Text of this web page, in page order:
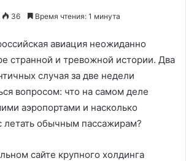
36 Время чтения: 1 минута
авиация неожиданно
странной и тревожной истории. Два
случая за две недели
вопросом: что на самом деле
аэропортами и насколько
летать обычным пассажирам?
сайте крупного холдинга